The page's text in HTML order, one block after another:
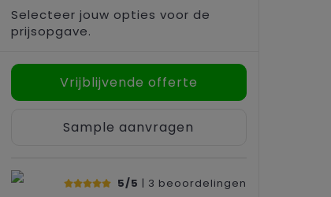
Selecteer jouw opties voor de
prijsopgave.
Vrijblijvende offerte
Sample aanvragen
5/5 | 3 beoordelingen